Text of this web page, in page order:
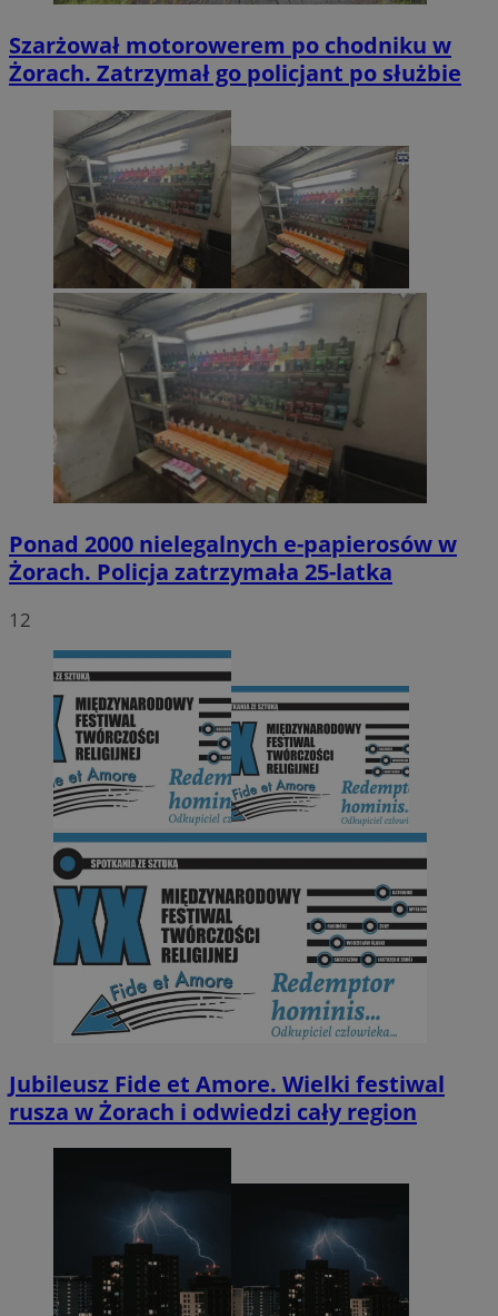
Szarżował motorowerem po chodniku w
Żorach. Zatrzymał go policjant po służbie
Ponad 2000 nielegalnych e-papierosów w
Żorach. Policja zatrzymała 25-latka
12
Jubileusz Fide et Amore. Wielki festiwal
rusza w Żorach i odwiedzi cały region